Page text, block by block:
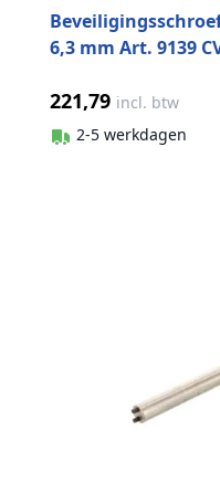
6,3 mm Art. 9139
221,79 incl. btw
2-5 werkdagen